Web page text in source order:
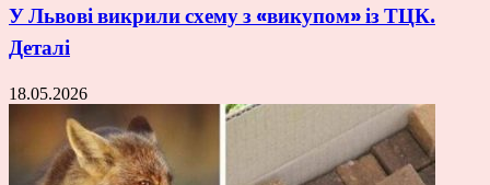
У Львові викрили схему з «викупом» із ТЦК.
Деталі
18.05.2026